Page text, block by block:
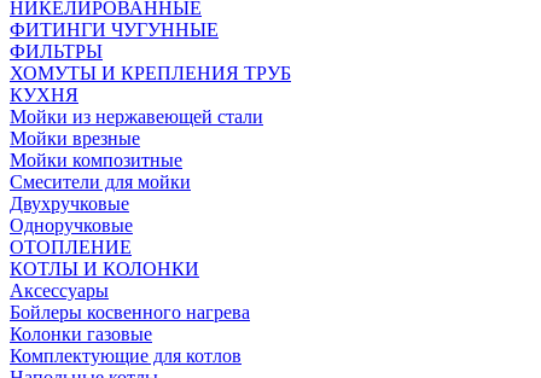
НИКЕЛИРОВАННЫЕ
ФИТИНГИ ЧУГУННЫЕ
ФИЛЬТРЫ
ХОМУТЫ И КРЕПЛЕНИЯ ТРУБ
КУХНЯ
Мойки из нержавеющей стали
Мойки врезные
Мойки композитные
Смесители для мойки
Двухручковые
Одноручковые
ОТОПЛЕНИЕ
КОТЛЫ И КОЛОНКИ
Аксессуары
Бойлеры косвенного нагрева
Колонки газовые
Комплектующие для котлов